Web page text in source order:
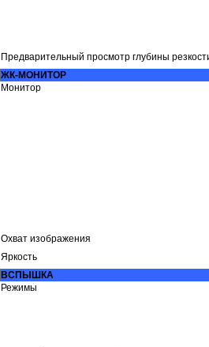
Предварительный просмотр глубины
ЖК-МОНИТОР
Монитор
Охват изображения
Яркость
ВСПЫШКА
Режимы